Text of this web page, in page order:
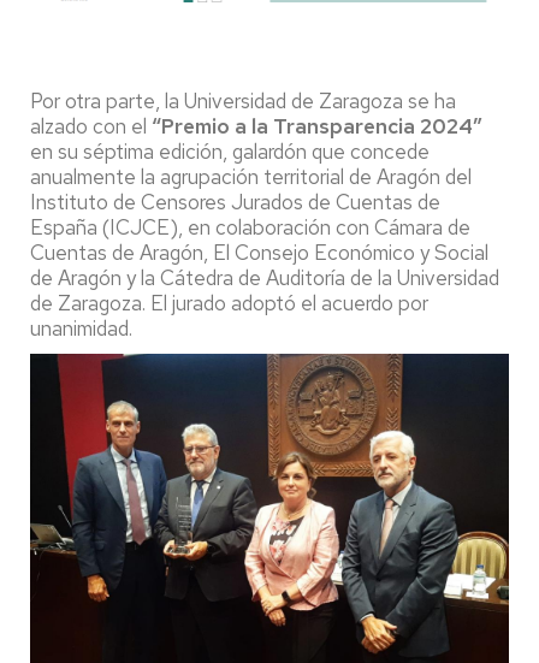
Por otra parte, la Universidad de Zaragoza se ha
alzado con el “Premio a la Transparencia 2024”
en su séptima edición, galardón que concede
anualmente la agrupación territorial de Aragón del
Instituto de Censores Jurados de Cuentas de
España (ICJCE), en colaboración con Cámara de
Cuentas de Aragón, El Consejo Económico y Social
de Aragón y la Cátedra de Auditoría de la Universidad
de Zaragoza. El jurado adoptó el acuerdo por
unanimidad.